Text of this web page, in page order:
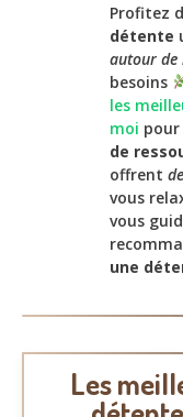
Profitez
détente
autour de
besoins
les
moi pour
de
offrent
vous
vous
une
Les